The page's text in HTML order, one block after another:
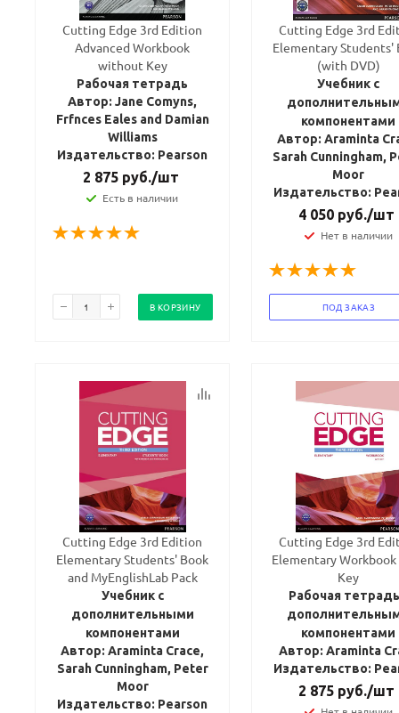
Cutting Edge 3rd Edition
Advanced Workbook
without Key
Рабочая тетрадь
Автор: Jane Comyns,
Frfnces Eales and Damian
Williams
Издательство: Pearson
2 875руб./шт
Есть в наличии
В КОРЗИНУ
Cutting Edge 3rd
Elementary Students'
(with DVD)
Учебник с
компонентами
Автор: Araminta
Sarah Cunningham,
Moor
Издательство:
4 050 руб./шт
Нет в наличии
ПОД ЗАКАЗ
Cutting Edge 3rd Edition
Elementary Students' Book
and MyEnglishLab Pack
Учебник с
дополнительными
компонентами
Автор: Araminta Crace,
Sarah Cunningham, Peter
Moor
Издательство: Pearson
Cutting Edge 3rd
Elementary
Key
Рабочая
компонентами
Автор: Araminta
Издательство:
2 875 руб./шт